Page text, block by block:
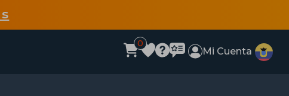
0
Mi Cuenta